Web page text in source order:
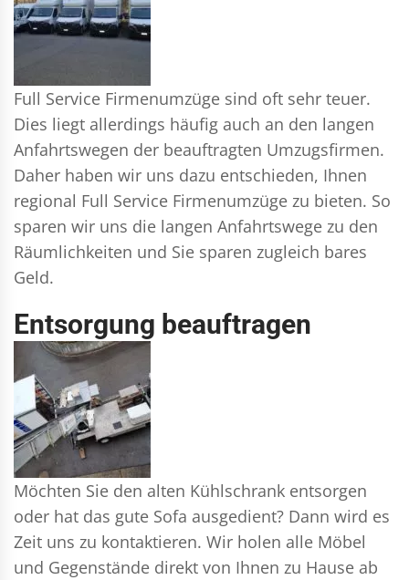
Full Service Firmenumzüge sind oft sehr teuer.
Dies liegt allerdings häufig auch an den langen
Anfahrtswegen der beauftragten Umzugsfirmen.
Daher haben wir uns dazu entschieden, Ihnen
regional Full Service Firmenumzüge zu bieten. So
sparen wir uns die langen Anfahrtswege zu den
Räumlichkeiten und Sie sparen zugleich bares
Geld.
Entsorgung beauftragen
Möchten Sie den alten Kühlschrank entsorgen
oder hat das gute Sofa ausgedient? Dann wird es
Zeit uns zu kontaktieren. Wir holen alle Möbel
und Gegenstände direkt von Ihnen zu Hause ab